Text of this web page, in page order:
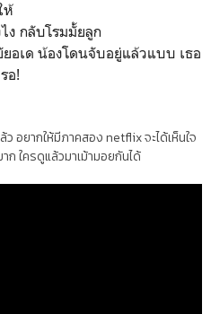
ห้
กลับโรมมั้ยลูก
ด น้องโดนจับอยู่แล้วแบบ เธอ
อ!
อยากให้มีภาคสอง netflix จะได้เห็นใจ
ใครดูแล้วมาเม้ามอยกันได้